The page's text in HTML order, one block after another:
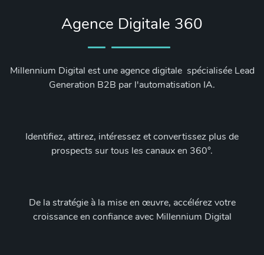
Agence Digitale 360
Millennium Digital est une agence digitale spécialisée Lead
Generation B2B par l'automatisation IA.
Identifiez, attirez, intéressez et convertissez plus de
prospects sur tous les canaux en 360°.
De la stratégie à la mise en œuvre, accélérez votre
croissance en confiance avec Millennium Digital